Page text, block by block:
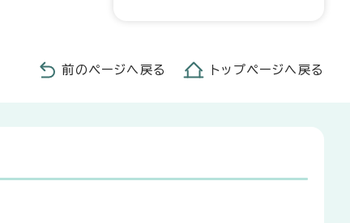
前のページへ戻る トップページへ戻る